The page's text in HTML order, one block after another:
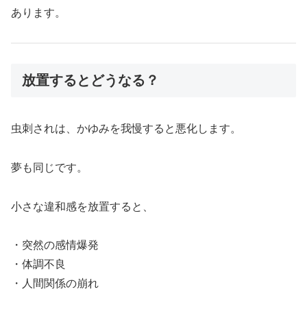
あります。
放置するとどうなる？
虫刺されは、かゆみを我慢すると悪化します。
夢も同じです。
小さな違和感を放置すると、
・突然の感情爆発
・体調不良
・人間関係の崩れ